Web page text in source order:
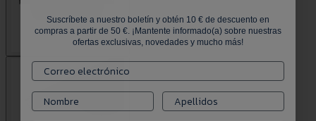
Suscríbete a nuestro boletín y obtén 10 € de descuento en
compras a partir de 50 €. ¡Mantente informado(a) sobre nuestras
ofertas exclusivas, novedades y mucho más!